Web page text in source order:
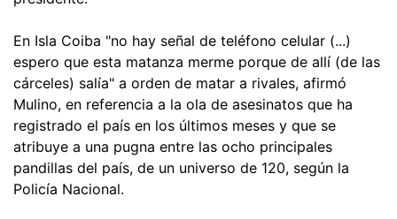
En Isla Coiba "no hay señal de teléfono celular (...)
espero que esta matanza merme porque de allí (de las
cárceles) salía" a orden de matar a rivales, afirmó
Mulino, en referencia a la ola de asesinatos que ha
registrado el país en los últimos meses y que se
atribuye a una pugna entre las ocho principales
pandillas del país, de un universo de 120, según la
Policía Nacional.